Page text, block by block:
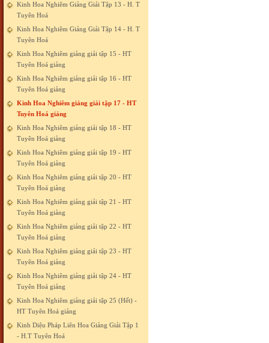
Kinh Hoa Nghiêm Giảng Giải Tập 13 - H. T
Tuyên Hoá
Kinh Hoa Nghiêm Giảng Giải Tập 14 - H. T
Tuyên Hoá
Kinh Hoa Nghiêm giảng giải tập 15 - HT
Tuyên Hoá giảng
Kinh Hoa Nghiêm giảng giải tập 16 - HT
Tuyên Hoá giảng
Kinh Hoa Nghiêm giảng giải tập 17 - HT
Tuyên Hoá giảng
Kinh Hoa Nghiêm giảng giải tập 18 - HT
Tuyên Hoá giảng
Kinh Hoa Nghiêm giảng giải tập 19 - HT
Tuyên Hoá giảng
Kinh Hoa Nghiêm giảng giải tập 20 - HT
Tuyên Hoá giảng
Kinh Hoa Nghiêm giảng giải tập 21 - HT
Tuyên Hoá giảng
Kinh Hoa Nghiêm giảng giải tập 22 - HT
Tuyên Hoá giảng
Kinh Hoa Nghiêm giảng giải tập 23 - HT
Tuyên Hoá giảng
Kinh Hoa Nghiêm giảng giải tập 24 - HT
Tuyên Hoá giảng
Kinh Hoa Nghiêm giảng giải tập 25 (Hết) -
HT Tuyên Hoá giảng
Kinh Diệu Pháp Liên Hoa Giảng Giải Tập 1
- H.T Tuyên Hoá